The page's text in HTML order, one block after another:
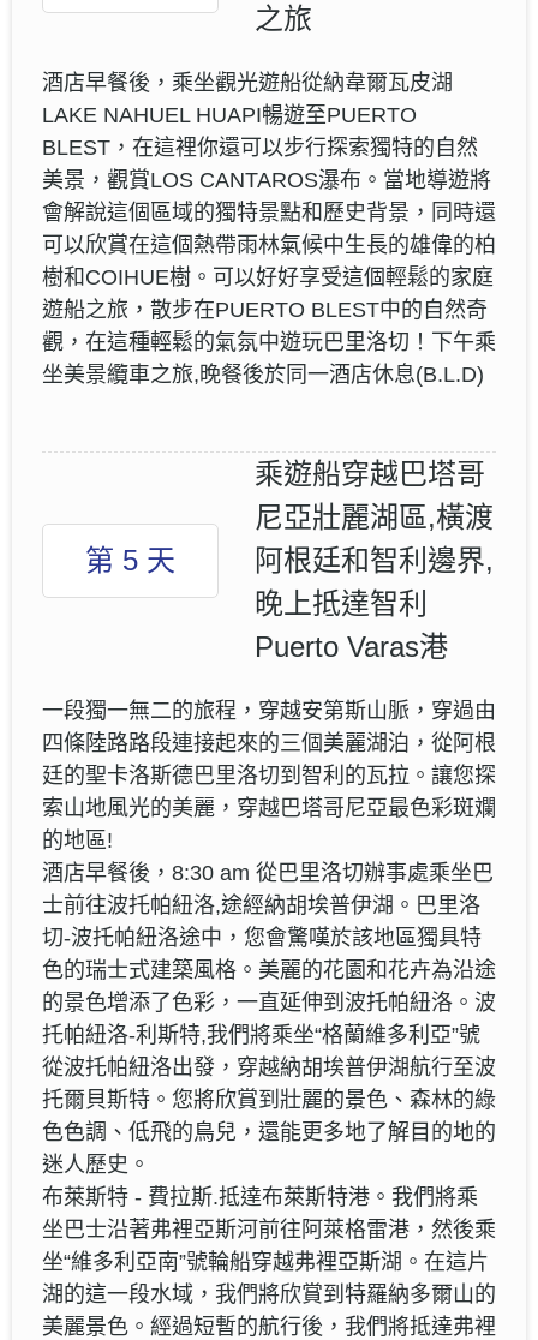
之旅
酒店早餐後，乘坐觀光遊船從納韋爾瓦皮湖
LAKE NAHUEL HUAPI暢遊至PUERTO
BLEST，在這裡你還可以步行探索獨特的自然
美景，觀賞LOS CANTAROS瀑布。當地導遊將
會解說這個區域的獨特景點和歷史背景，同時還
可以欣賞在這個熱帶雨林氣候中生長的雄偉的柏
樹和COIHUE樹。可以好好享受這個輕鬆的家庭
遊船之旅，散步在PUERTO BLEST中的自然奇
觀，在這種輕鬆的氣氛中遊玩巴里洛切！下午乘
坐美景纜車之旅,晚餐後於同一酒店休息(B.L.D)
第 5 天
乘遊船穿越巴塔哥
尼亞壯麗湖區,橫渡
阿根廷和智利邊界,
晚上抵達智利
Puerto Varas港
一段獨一無二的旅程，穿越安第斯山脈，穿過由
四條陸路路段連接起來的三個美麗湖泊，從阿根
廷的聖卡洛斯德巴里洛切到智利的瓦拉。讓您探
索山地風光的美麗，穿越巴塔哥尼亞最色彩斑斕
的地區!
酒店早餐後，8:30 am 從巴里洛切辦事處乘坐巴
士前往波托帕紐洛,途經納胡埃普伊湖。巴里洛
切-波托帕紐洛途中，您會驚嘆於該地區獨具特
色的瑞士式建築風格。美麗的花園和花卉為沿途
的景色增添了色彩，一直延伸到波托帕紐洛。波
托帕紐洛-利斯特,我們將乘坐“格蘭維多利亞”號
從波托帕紐洛出發，穿越納胡埃普伊湖航行至波
托爾貝斯特。您將欣賞到壯麗的景色、森林的綠
色色調、低飛的鳥兒，還能更多地了解目的地的
迷人歷史。
布萊斯特 - 費拉斯.抵達布萊斯特港。我們將乘
坐巴士沿著弗裡亞斯河前往阿萊格雷港，然後乘
坐“維多利亞南”號輪船穿越弗裡亞斯湖。在這片
湖的這一段水域，我們將欣賞到特羅納多爾山的
美麗景色。經過短暫的航行後，我們將抵達弗裡